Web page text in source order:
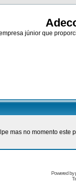
júnior que
mas no momento este
Powered by